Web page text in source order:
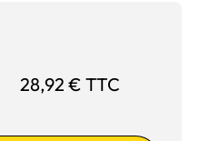
28,92 € TTC